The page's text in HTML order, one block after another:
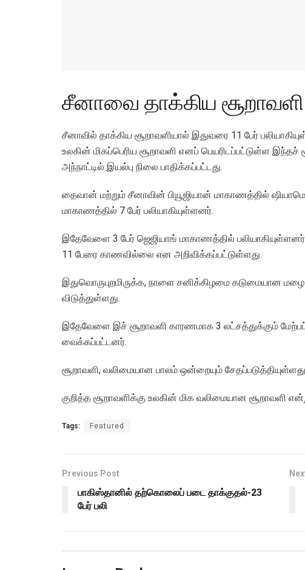
சீனாவை தாக்கிய சூறாவளி:
சீனாவில் தாக்கிய சூறாவளியால் இதுவரை 11 பேர்
உலகின் மிகப்பெரிய சூறாவளி எனப் பெயரிடப்பட்டுள்ள
அந்நாட்டில் இயல்பு நிலை பாதிக்கப்பட்டது.
தைவான் மற்றும் சீனாவின் பியூஜியான் மாகாணத்தில் ஷியாமென்
மாகாணத்தில் 7 பேர் பலியாகியுள்ளனர்.
இதேவேளை 3 பேர் ஜெஜியாங் மாகாணத்தில்
11 பேரை காணவில்லை என அறிவிக்கப்பட்டுள்ளது.
இதுவொருபுறமிருக்க, நாளை சனிக்கிழமை கடுமையான
விடுத்துள்ளது.
இதேவேளை இச் சூறாவளி காரணமாக 3 லட்சத்துக்கும்
வைக்கப்பட்டனர்.
சூறாவளி, வலிமையான பாலம் ஒன்றையும்
குறித்த சூறாவளிக்கு உலகின் மிக வலிமையான சூறாவளி
Tags: Featured
Previous Post
பாகிஸ்தானில் தற்கொலைப் படை தாக்குதல்-23
பேர் பலி